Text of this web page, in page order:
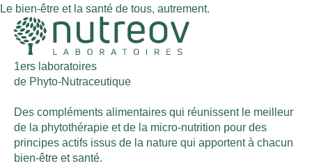
Le bien-être et la santé de tous, autrement.
1ers laboratoires
de Phyto-Nutraceutique
Des compléments alimentaires qui réunissent le meilleur
de la phytothérapie et de la micro-nutrition pour des
principes actifs issus de la nature qui apportent à chacun
bien-être et santé.